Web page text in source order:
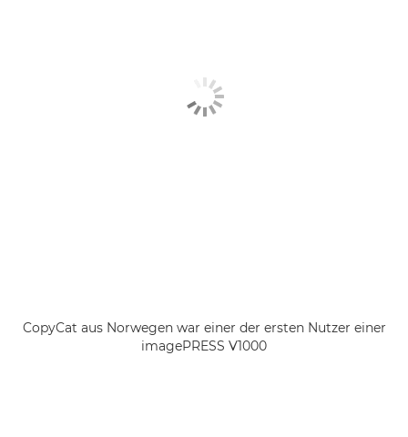
CopyCat aus Norwegen war einer der ersten Nutzer einer
imagePRESS V1000